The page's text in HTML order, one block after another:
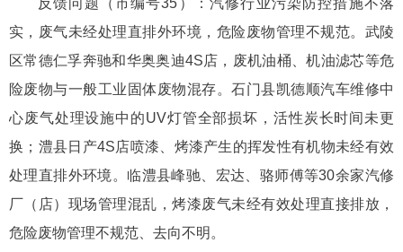
实，废气未经处理直排外环境，危险废物管理不规范。武陵
区常德仁孚奔驰和华奥奥迪4S店，废机油桶、机油滤芯等危
险废物与一般工业固体废物混存。石门县凯德顺汽车维修中
心废气处理设施中的UV灯管全部损坏，活性炭长时间未更
换；澧县日产4S店喷漆、烤漆产生的挥发性有机物未经有效
处理直排外环境。临澧县峰驰、宏达、骆师傅等30余家汽修
厂（店）现场管理混乱，烤漆废气未经有效处理直接排放，
危险废物管理不规范、去向不明。